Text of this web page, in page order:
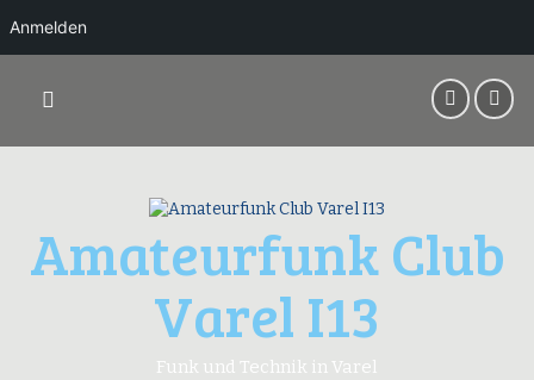
Inhalt
Amateurfunk Club
Varel I13
Funk und Technik in Varel
Anmelden